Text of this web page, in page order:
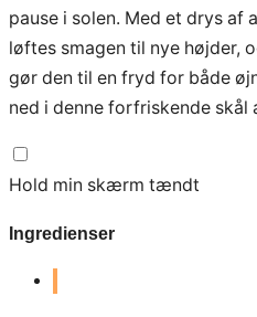
pause i solen. Med et drys af
løftes smagen til nye højder,
gør den til en fryd for både
ned i denne forfriskende
Hold min skærm tændt
Ingredienser